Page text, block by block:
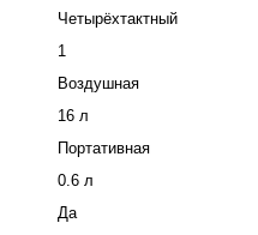
Четырёхтактный
1
Воздушная
16 л
Портативная
0.6 л
Да